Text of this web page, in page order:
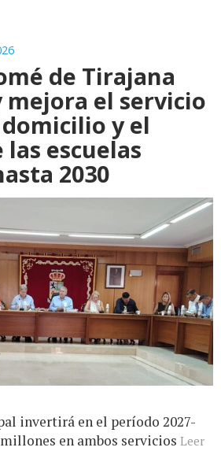
de Tirajana
mejora el servicio
y el
escuelas
2030
invertirá en el período 2027-
en ambos servicios Leer